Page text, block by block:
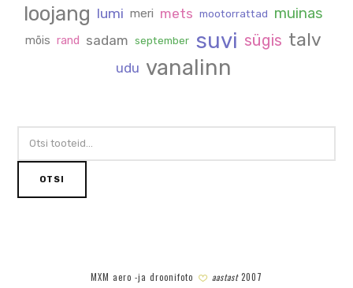
loojang lumi meri mets mootorrattad muinas
mõis rand sadam september suvi sügis talv
udu vanalinn
OTSI
MXM aero -ja droonifoto aastast2007